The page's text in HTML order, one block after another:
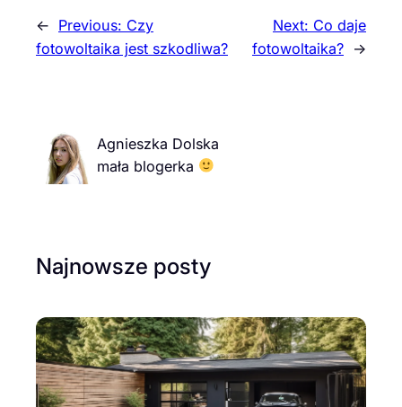
← Previous: Czy
fotowoltaika jest szkodliwa?
Next: Co daje
fotowoltaika? →
Agnieszka Dolska
mała blogerka
Najnowsze posty